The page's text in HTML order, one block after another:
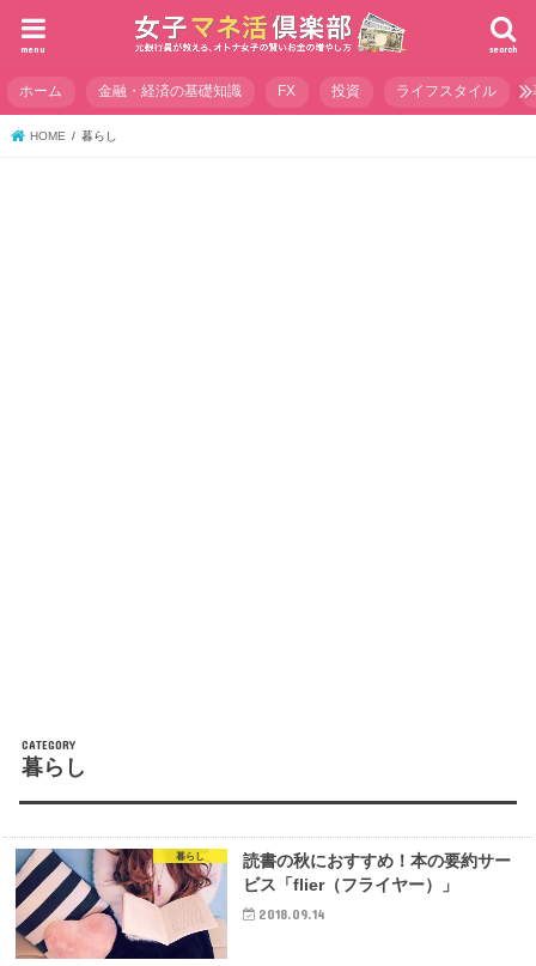
search
menu
ホーム 金融・経済の基礎知識 FX 投資 ライフスタイル
HOME 暮らし
暮らし
暮らし
読書の秋におすすめ！本の要約サー
ビス「flier（フライヤー）」
2018.09.14